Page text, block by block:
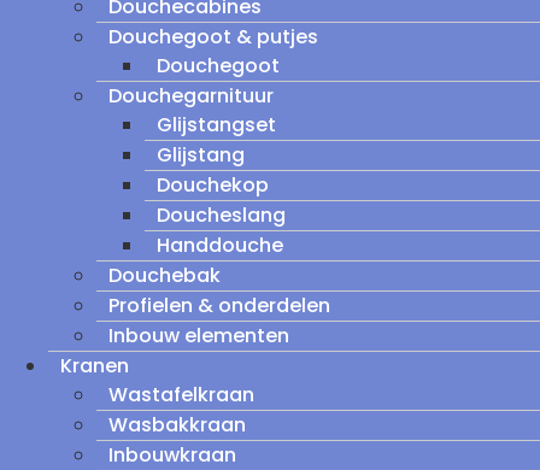
Douchecabines
Douchegoot & putjes
Douchegoot
Douchegarnituur
Glijstangset
Glijstang
Douchekop
Doucheslang
Handdouche
Douchebak
Profielen & onderdelen
Inbouw elementen
Kranen
Wastafelkraan
Wasbakkraan
Inbouwkraan